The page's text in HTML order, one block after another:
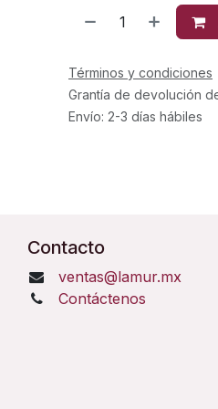
Términos y condiciones
Grantía de devolución
Envío: 2-3 días hábiles
Contacto
ventas@lamur.mx
Contáctenos